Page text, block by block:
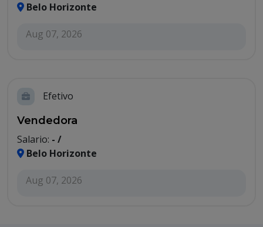
Belo Horizonte
Aug 07, 2026
Efetivo
Vendedora
Salario: - /
Belo Horizonte
Aug 07, 2026